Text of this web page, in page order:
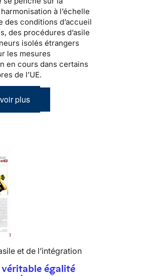
à l’échelle
des conditions d’accueil
des procédures d’asile
isolés étrangers
les mesures
en cours dans certains
de l’UE.
plus
et de l’intégration
véritable égalité